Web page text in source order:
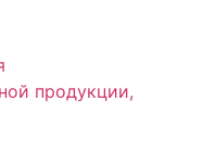
продукции,